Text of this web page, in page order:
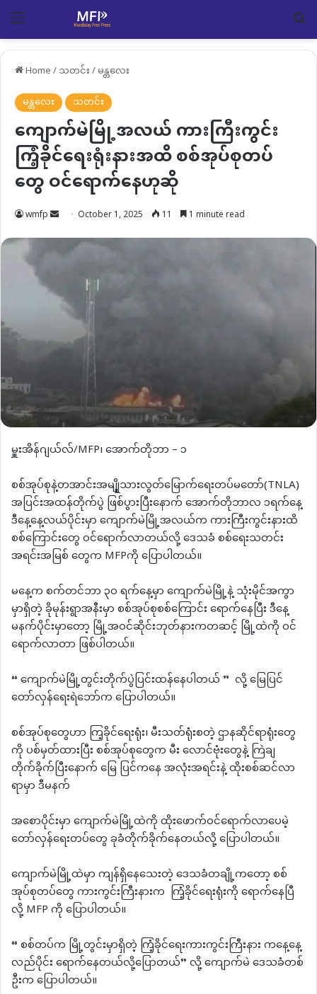
Menu
Home/သတင်း/မန္တလေး
မန္တလေး
သတင်း
ကျောက်မဲမြို့အလယ် ကားကြီးကွင်း
ကြံ့ခိုင်ရေးရုံးနားအထိ စစ်အုပ်စုတပ်
တွေ ဝင်ရောက်နေဟုဆို
wmfp Send
email
October 1, 2025 11 1 minute read
မှူးအိန်ဂျယ်လ်/MFP၊ အောက်တိုဘာ – ၁
စစ်အုပ်စုနဲ့တအာင်းအမျိုူသားလွတ်​မြောက်ရေးတပ်မတော်(TNLA)
အပြင်းအထန်တိုက်ပွဲ ဖြစ်ပွားပြီးနောက် အောက်တိုဘာလ ၁ရက်နေ့
ဒီနေ့နေ့လယ်ပိုင်းမှာ ကျောက်မဲမြို့အလယ်က ကားကြီးကွင်းနားထိ
စစ်ကြောင်းတွေ ဝင်ရောက်လာတယ်လို့ ​ဒေသခံ စစ်ရေးသတင်း
အရင်းအမြစ် တွေက MFPကို ပြောပါတယ်။
မနေ့က စက်တင်ဘာ ၃၀ ရက်နေ့မှာ ကျောက်မဲမြို့နဲ့ သုံးမိုင်အကွာ
မှာရှိတဲ့ ခိုမုန်းရွာအနီးမှာ စစ်အုပ်စုစစ်ကြောင်း ရောက်နေပြီး ဒီနေ့
မနက်ပိုင်းမှာတော့ မြို့အဝင်ဆိုင်းဘုတ်နားကတဆင့် မြို့ထဲကို ဝင်
ရောက်လာတာ ဖြစ်ပါတယ်။
“ ကျောက်မဲမြို့တွင်းတိုက်ပွဲပြင်းထန်နေပါတယ် ” လို့ မြေပြင်
တော်လှန်ရေးရဲဘော်က ပြောပါတယ်။
စစ်အုပ်စုတွေဟာ ကြ့ခိုင်ရေးရုံး၊ မီးသတ်ရုံးစတဲ့ ဌာနဆိုင်ရာရုံးတွေ
ကို ပစ်မှတ်ထားပြီး စစ်အုပ်စုတွေက မီး လောင်ဗုံးတွေနဲ့ ကြဲချ
တိုက်ခိုက်ပြီးနောက် မြေ ပြင်ကနေ အလုံးအရင်းနဲ့ ထိုးစစ်ဆင်လာ
ရာမှာ ဒီမနက်
အစောပိုင်းမှာ ကျောက်မဲမြို့ထဲကို ထိုးဖောက်ဝင်ရောက်လာပေမဲ့
တော်လှန်ရေးတပ်တွေ ခုခံတိုက်ခိုက်နေတယ်လို့ ပြောပါတယ်။
ကျောက်မဲမြို့ထဲမှာ ကျန်ရှိနေသေးတဲ့ ဒေသခံတချို့ကတော့ စစ်
အုပ်စုတပ်တွေ ကားကွင်းကြီးနားက ကြံ့ခိုင်ရေးရုံးကို ရောက်နေပြီ
လို့ MFP ကို ပြောပါတယ်။
“ စစ်တပ်က မြို့တွင်းမှာရှိတဲ့ ကြံ့ခိုင်ရေးကားကွင်းကြီးနား ကနေ့နေ့
လည်ပိုင်း ရောက်နေတယ်လို့ပြောတယ်” လို့ ကျောက်မဲ ဒေသခံတစ်
ဦးက ပြောပါတယ်။